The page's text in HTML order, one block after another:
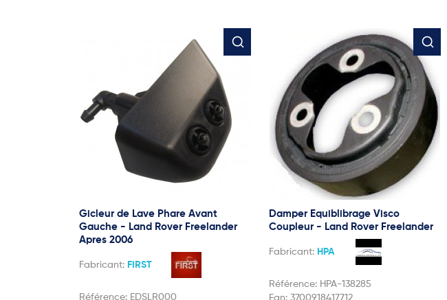
Gicleur de Lave Phare Avant
Gauche - Land Rover Freelander
Apres 2006
Fabricant: FIRST
Référence: EDSLR000
Damper Equiblibrage Visco
Coupleur - Land Rover Freelander
Fabricant: HPA
Référence: HPA-138285
Ean: 3700918417712